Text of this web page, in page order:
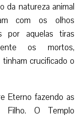
da natureza animal
com os olhos
por aquelas tiras
os mortos,
crucificado o
Eterno fazendo as
Filho. O Templo